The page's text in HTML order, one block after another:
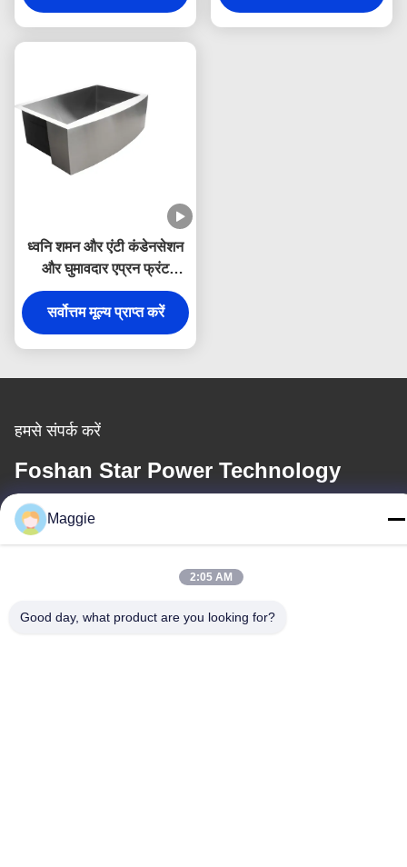
ध्वनि शमन और एंटी कंडेनसेशन
और घुमावदार एप्रन फ्रंट
डिजाइन के साथ हस्तनिर्मित ब्रश
304 स्टेनलेस स्टील फार्महाउस
सिंक
सर्वोत्तम मूल्य प्राप्त करें
हमसे संपर्क करें
Foshan Star Power Technology
Co.Ltd
Maggie
2:05 AM
Good day, what product are you looking for?